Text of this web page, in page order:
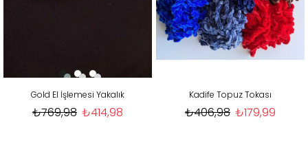
Gold El İşlemesi Yakalık
₺414,98
₺769,98
Kadife Topuz Tokası
₺179,99
₺406,98